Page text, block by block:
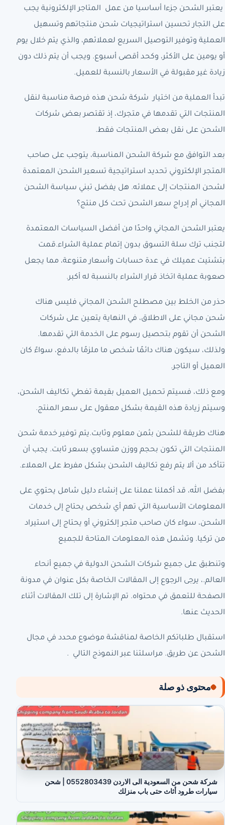
يعتبر الشحن جزءا أساسيا من عمل المتاجر الإلكترونية يجب
على التجار تحسين استراتيجيات شحن منتجاتهم وتسهيل
العملية وتوفير التوصيل السريع لعملائهم، والذي يتم خلال يوم
أو يومين على الأكثر، وكحد أقصى أسبوع. ويجب أن يتم ذلك دون
زيادة غير مقبولة في الأسعار بالنسبة للعميل.
تبدأ العملية من اختيار شركة شحن هذه فرصة مناسبة لنقل
المنتجات التي تقدمها في متجرك، إذ تقتصر بعض شركات
الشحن على نقل بعض المنتجات فقط.
بعد التوافق مع شركة الشحن المناسبة، يتوجب على صاحب
المتجر الإلكتروني تحديد استراتيجية تسعير الشحن المعتمدة
لشحن المنتجات إلى عملائه. هل يفضل تبني سياسة الشحن
المجاني أم إدراج سعر الشحن تحت كل منتج؟
يعتبر الشحن المجاني واحدًا من أفضل السياسات المعتمدة
لتجنب ترك سلة التسوق بدون إتمام عملية الشراء.قمت
بتشتيت عميلك في عدة حسابات وأسعار متنوعة، مما يجعل
صعوبة عملية اتخاذ قرار الشراء بالنسبة له أكبر.
حذر من الخلط بين مصطلح الشحن المجاني فليس هناك
شحن مجاني على الاطلاق، في النهاية يتعين على شركات
الشحن أن تقوم بتحصيل رسوم على الخدمة التي تقدمها.
ولذلك، سيكون هناك دائمًا شخص ما ملزمًا بالدفع، سواءً كان
العميل أو التاجر.
ومع ذلك، فسيتم تحميل العميل بقيمة تغطي تكاليف الشحن،
وسيتم زيادة هذه القيمة بشكل معقول على سعر المنتج.
هناك طريقة للشحن بثمن معلوم وثابت.يتم توفير خدمة شحن
المنتجات التي تكون بحجم ووزن متساوي بسعر ثابت. يجب أن
تتأكد من ألا يتم رفع تكاليف الشحن بشكل مفرط على العملاء.
بفضل الله، قد أكملنا عملنا على إنشاء دليل شامل يحتوي على
المعلومات الأساسية التي تهم أي شخص يحتاج إلى خدمات
الشحن، سواء كان صاحب متجر إلكتروني أو يحتاج إلى استيراد
من تركيا. وتشمل هذه المعلومات المتاحة للجميع
وتنطبق على جميع شركات الشحن الدولية في جميع أنحاء
العالم.، يرجى الرجوع إلى المقالات الخاصة بكل عنوان في مدونة
الصفحة للتعمق في محتواه. تم الإشارة إلى تلك المقالات أثناء
الحديث عنها.
استقبال طلباتكم الخاصة لمناقشة موضوع محدد في مجال
الشحن عن طريق. مراسلتنا عبر النموذج التالي .
محتوى ذو صلة
شركة شحن من السعودية الى الاردن 0552803439 | شحن
سيارات طرود أثاث حتى باب منزلك